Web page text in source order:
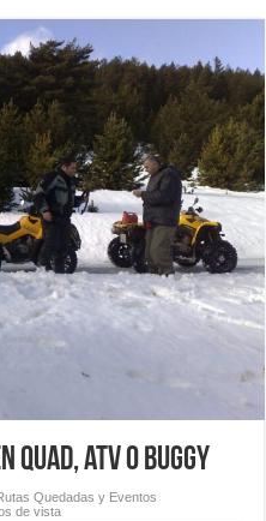
quad, atv o buggy
Quedadas y Eventos
de vista